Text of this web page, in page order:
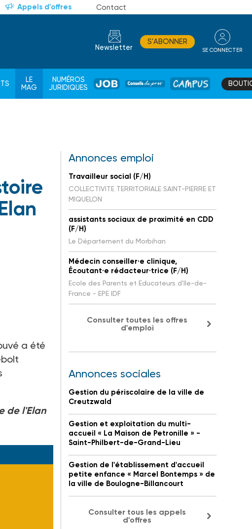
Appels d'offres Contact
Newsletter
S'ABONNER
SE CONNECTER
LE
MAG
NUMÉROS
JURIDIQUES
JOB
DE
CAMPUS
a été
de l'Elan
Annonces emploi
Travailleur social (F/H)
COLLECTIVITE TERRITORIALE SAINT-PIERRE ET
MIQUELON
assistants sociaux de proximité en CDD
(F/H)
Le Département du Morbihan
Médecin conseiller·e clinique,
Écoutant·e rédacteur·trice (F/H)
Ecole des Parents et Educateurs d'Ile-de-
France - EPE IDF
Consulter toutes les offres
d'emploi
Annonces sociales
Gestion du périscolaire de la ville de
Creutzwald
Gestion et exploitation du multi-
accueil « La Maison de Petronille » -
Saint-Philbert-de-Grand-Lieu
Gestion de l'établissement d'accueil
petite enfance « Marcel Bontemps » de
la ville de Boulogne-Billancourt
Consulter tous les appels
d'offres